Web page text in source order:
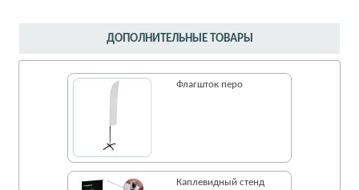
ДОПОЛНИТЕЛЬНЫЕ ТОВАРЫ
Флагшток перо
Каплевидный стенд